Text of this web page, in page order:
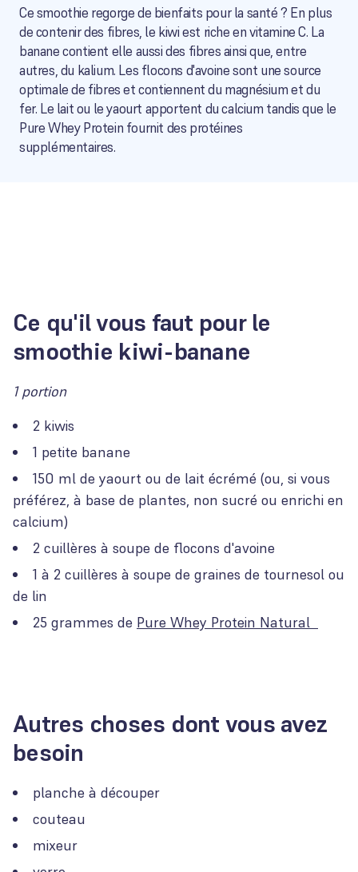
Ce smoothie regorge de bienfaits pour la santé ? En plus
de contenir des fibres, le kiwi est riche en vitamine C. La
banane contient elle aussi des fibres ainsi que, entre
autres, du kalium. Les flocons d'avoine sont une source
optimale de fibres et contiennent du magnésium et du
fer. Le lait ou le yaourt apportent du calcium tandis que le
Pure Whey Protein fournit des protéines
supplémentaires.
Ce qu'il vous faut pour le
smoothie kiwi-banane
1 portion
2 kiwis
1 petite banane
150 ml de yaourt ou de lait écrémé (ou, si vous
préférez, à base de plantes, non sucré ou enrichi en
calcium)
2 cuillères à soupe de flocons d'avoine
1 à 2 cuillères à soupe de graines de tournesol ou
de lin
25 grammes de Pure Whey Protein Natural
Autres choses dont vous avez
besoin
planche à découper
couteau
mixeur